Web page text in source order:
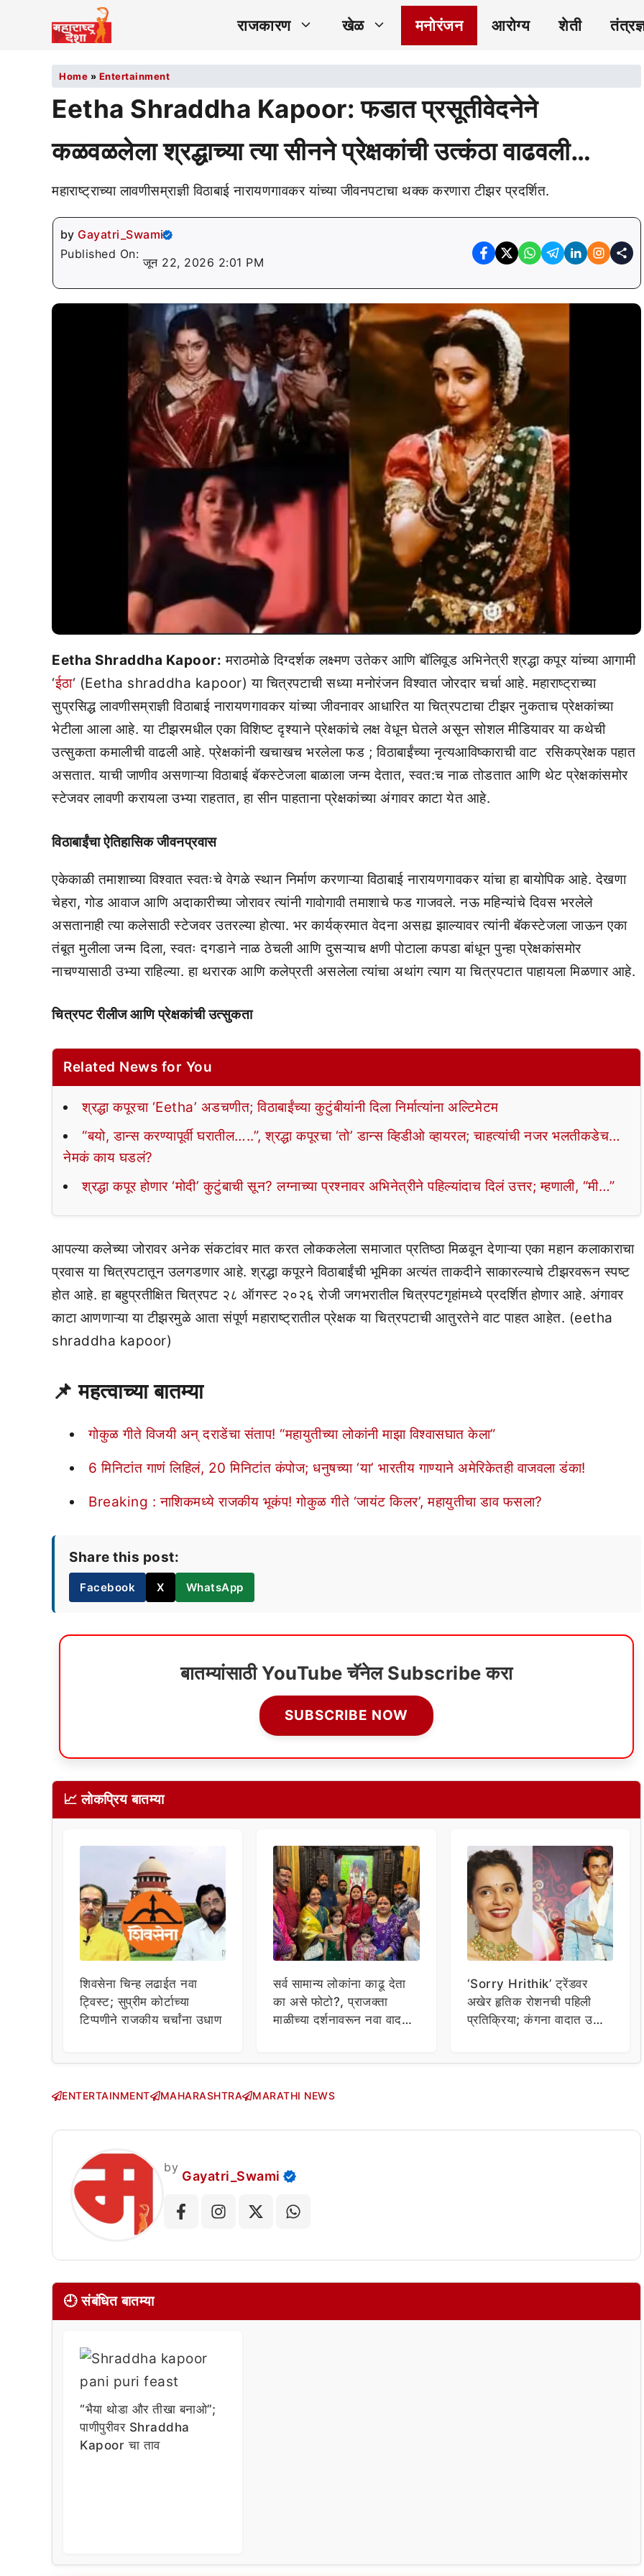
राजकारण खेळ मनोरंजन आरोग्य शेती
Home » Entertainment
Eetha Shraddha Kapoor: फडात प्रसूतीवेदनेने
कळवळलेला श्रद्धाच्या त्या सीनने प्रेक्षकांची उत्कंठा वाढवली…
महाराष्ट्राच्या लावणीसम्राज्ञी विठाबाई नारायणगावकर यांच्या जीवनपटाचा थक्क करणारा टीझर प्रदर्शित.
by Gayatri_Swami
Published On:
जून 22, 2026 2:01 PM
Eetha Shraddha Kapoor: मराठमोळे दिग्दर्शक लक्ष्मण उतेकर आणि बॉलिवूड अभिनेत्री श्रद्धा कपूर यांच्या आगामी
‘ईठा‘ (Eetha shraddha kapoor) या चित्रपटाची सध्या मनोरंजन विश्वात जोरदार चर्चा आहे. महाराष्ट्राच्या
सुप्रसिद्ध लावणीसम्राज्ञी विठाबाई नारायणगावकर यांच्या जीवनावर आधारित या चित्रपटाचा टीझर नुकताच प्रेक्षकांच्या
भेटीला आला आहे. या टीझरमधील एका विशिष्ट दृश्याने प्रेक्षकांचे लक्ष वेधून घेतले असून सोशल मीडियावर या कथेची
उत्सुकता कमालीची वाढली आहे. प्रेक्षकांनी खचाखच भरलेला फड ; विठाबाईंच्या नृत्यआविष्काराची वाट रसिकप्रेक्षक पहात
असतात. याची जाणीव असणाऱ्या विठाबाई बॅकस्टेजला बाळाला जन्म देतात, स्वत:च नाळ तोडतात आणि थेट प्रेक्षकांसमोर
स्टेजवर लावणी करायला उभ्या राहतात, हा सीन पाहताना प्रेक्षकांच्या अंगावर काटा येत आहे.
विठाबाईंचा ऐतिहासिक जीवनप्रवास
एकेकाळी तमाशाच्या विश्वात स्वतःचे वेगळे स्थान निर्माण करणाऱ्या विठाबाई नारायणगावकर यांचा हा बायोपिक आहे. देखणा
चेहरा, गोड आवाज आणि अदाकारीच्या जोरावर त्यांनी गावोगावी तमाशाचे फड गाजवले. नऊ महिन्यांचे दिवस भरलेले
असतानाही त्या कलेसाठी स्टेजवर उतरल्या होत्या. भर कार्यक्रमात वेदना असह्य झाल्यावर त्यांनी बॅकस्टेजला जाऊन एका
तंबूत मुलीला जन्म दिला, स्वतः दगडाने नाळ ठेचली आणि दुसऱ्याच क्षणी पोटाला कपडा बांधून पुन्हा प्रेक्षकांसमोर
नाचण्यासाठी उभ्या राहिल्या. हा थरारक आणि कलेप्रती असलेला त्यांचा अथांग त्याग या चित्रपटात पाहायला मिळणार आहे.
चित्रपट रीलीज आणि प्रेक्षकांची उत्सुकता
Related News for You
श्रद्धा कपूरचा ‘Eetha’ अडचणीत; विठाबाईंच्या कुटुंबीयांनी दिला निर्मात्यांना अल्टिमेटम
“बयो, डान्स करण्यापूर्वी घरातील…..”, श्रद्धा कपूरचा ‘तो’ डान्स व्हिडीओ व्हायरल; चाहत्यांची नजर भलतीकडेच…
नेमकं काय घडलं?
श्रद्धा कपूर होणार ‘मोदी’ कुटुंबाची सून? लग्नाच्या प्रश्नावर अभिनेत्रीने पहिल्यांदाच दिलं उत्तर; म्हणाली, “मी…”
आपल्या कलेच्या जोरावर अनेक संकटांवर मात करत लोककलेला समाजात प्रतिष्ठा मिळवून देणाऱ्या एका महान कलाकाराचा
प्रवास या चित्रपटातून उलगडणार आहे. श्रद्धा कपूरने विठाबाईंची भूमिका अत्यंत ताकदीने साकारल्याचे टीझरवरून स्पष्ट
होत आहे. हा बहुप्रतीक्षित चित्रपट २८ ऑगस्ट २०२६ रोजी जगभरातील चित्रपटगृहांमध्ये प्रदर्शित होणार आहे. अंगावर
काटा आणणाऱ्या या टीझरमुळे आता संपूर्ण महाराष्ट्रातील प्रेक्षक या चित्रपटाची आतुरतेने वाट पाहत आहेत. (eetha
shraddha kapoor)
📌महत्वाच्या बातम्या
गोकुळ गीते विजयी अन् दराडेंचा संताप! “महायुतीच्या लोकांनी माझा विश्वासघात केला”
6 मिनिटांत गाणं लिहिलं, 20 मिनिटांत कंपोज; धनुषच्या ‘या’ भारतीय गाण्याने अमेरिकेतही वाजवला डंका!
Breaking : नाशिकमध्ये राजकीय भूकंप! गोकुळ गीते ‘जायंट किलर’, महायुतीचा डाव फसला?
Share this post:
Facebook X WhatsApp
बातम्यांसाठी YouTube चॅनेल Subscribe करा
SUBSCRIBE NOW
📈 लोकप्रिय बातम्या
शिवसेना चिन्ह लढाईत नवा
ट्विस्ट; सुप्रीम कोर्टाच्या
टिप्पणीने राजकीय चर्चांना उधाण
सर्व सामान्य लोकांना काढू देता
का असे फोटो?, प्राजक्ता
माळीच्या दर्शनावरून नवा वाद;
‘Sorry Hrithik’ ट्रेंडवर
अखेर हृतिक रोशनची पहिली
प्रतिक्रिया; कंगना वादात उडी
ENTERTAINMENT MAHARASHTRA MARATHI NEWS
by
Gayatri_Swami
🕘 संबंधित बातम्या
“भैया थोडा और तीखा बनाओ”;
पाणीपुरीवर Shraddha
Kapoor चा ताव